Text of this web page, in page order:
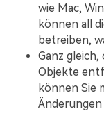
wie Mac,
können all
betreiben,
Ganz
Objekte
können Sie